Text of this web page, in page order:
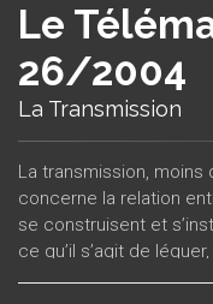
Le
26/2004
La Transmission
La transmission,
concerne la relation
se construisent et
ce qu’il s’agit de
dépassement de ce